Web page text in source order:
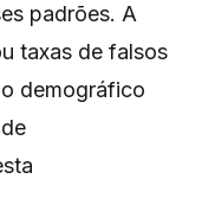
padrões. A
taxas de falsos
demográfico